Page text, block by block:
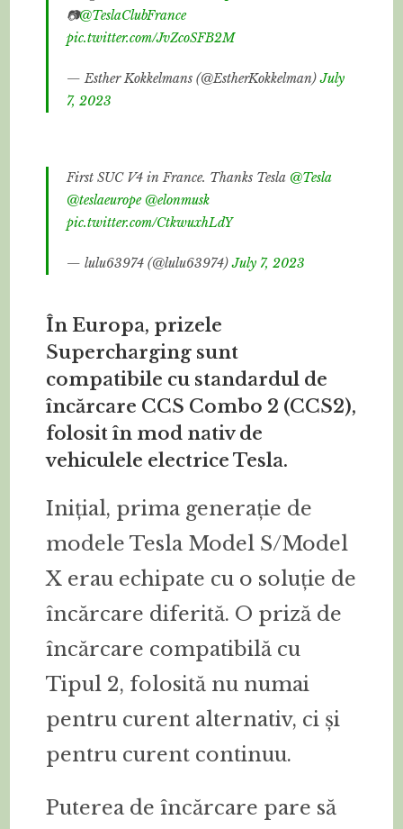
📷@TeslaClubFrance
pic.twitter.com/JvZcoSFB2M
— Esther Kokkelmans (@EstherKokkelman)July
7, 2023
First SUC V4 in France. Thanks Tesla @Tesla
@teslaeurope @elonmusk
pic.twitter.com/CtkwuxhLdY
— lulu63974 (@lulu63974)July 7, 2023
În Europa, prizele
Supercharging sunt
compatibile cu standardul de
încărcare CCS Combo 2 (CCS2),
folosit în mod nativ de
vehiculele electrice Tesla.
Inițial, prima generație de
modele Tesla Model S/Model
X erau echipate cu o soluție de
încărcare diferită. O priză de
încărcare compatibilă cu
Tipul 2, folosită nu numai
pentru curent alternativ, ci și
pentru curent continuu.
Puterea de încărcare pare să